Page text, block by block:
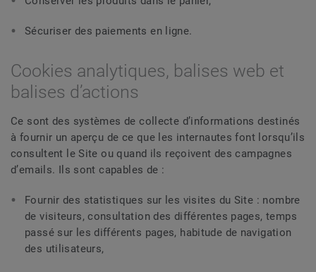
Sécuriser des paiements en ligne.
Cookies analytiques, balises web et
balises d’actions
Ce sont des systèmes de collecte d’informations destinés
à fournir un aperçu de ce que les internautes font lorsqu’ils
consultent le Site ou quand ils reçoivent des campagnes
d’emails. Ils sont capables de :
Fournir des statistiques sur les visites du Site : nombre
de visiteurs, consultation des différentes pages, temps
passé sur les différents pages, habitude de navigation
des utilisateurs,